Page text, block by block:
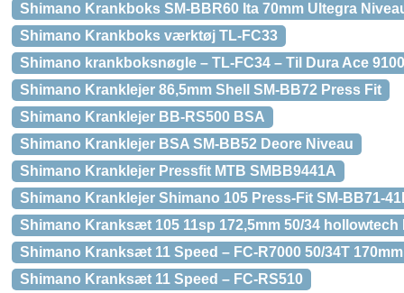
Shimano Krankboks SM-BBR60 Ita 70mm Ultegra
Shimano Krankboks værktøj TL-FC33
Shimano krankboksnøgle – TL-FC34 – Til Dura Ace 9100
Shimano Kranklejer 86,5mm Shell SM-BB72 Press Fit
Shimano Kranklejer BB-RS500 BSA
Shimano Kranklejer BSA SM-BB52 Deore Niveau
Shimano Kranklejer Pressfit MTB SMBB9441A
Shimano Kranklejer Shimano 105 Press-Fit SM-BB71-
Shimano Kranksæt 105 11sp 172,5mm 50/34 hollowtech
Shimano Kranksæt 11 Speed – FC-R7000 50/34T 170mm
Shimano Kranksæt 11 Speed – FC-RS510